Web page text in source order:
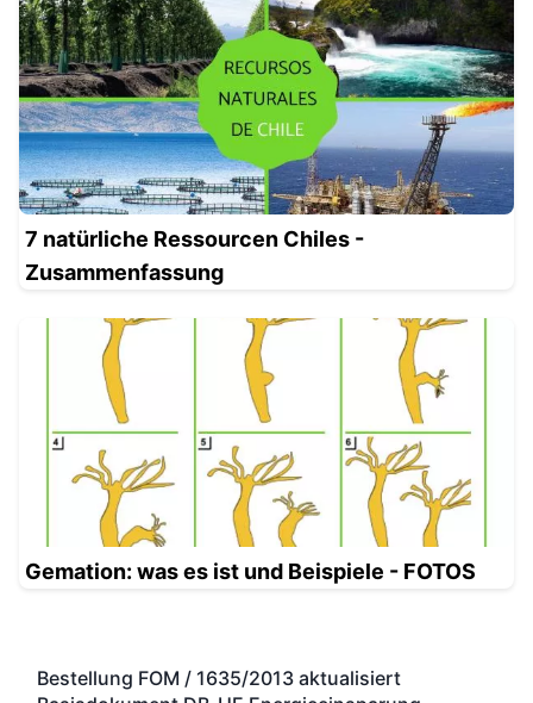
7 natürliche Ressourcen Chiles -
Zusammenfassung
Gemation: was es ist und Beispiele - FOTOS
Bestellung FOM / 1635/2013 aktualisiert